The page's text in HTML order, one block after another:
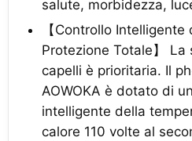
salute, morbidezza,
【Controllo
Protezione Totale】
capelli è prioritaria. Il
AOWOKA è dotato di
intelligente della
calore 110 volte al